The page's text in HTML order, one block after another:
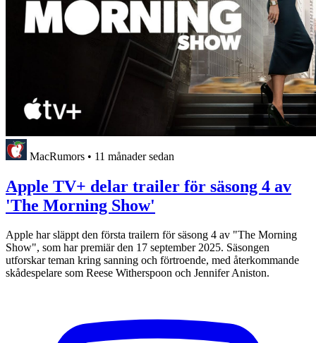
MacRumors • 11 månader sedan
Apple TV+ delar trailer för säsong 4 av
'The Morning Show'
Apple har släppt den första trailern för säsong 4 av "The Morning
Show", som har premiär den 17 september 2025. Säsongen
utforskar teman kring sanning och förtroende, med återkommande
skådespelare som Reese Witherspoon och Jennifer Aniston.